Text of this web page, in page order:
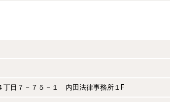
目７－７５－１ 内田法律事務所１F